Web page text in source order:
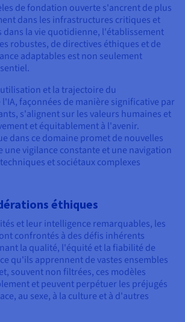
de fondation ouverte s'ancrent de plus
dans les infrastructures critiques et
dans la vie quotidienne, l'établissement
robustes, de directives éthiques et de
adaptables est non seulement
et la trajectoire du
façonnées de manière significative par
s'alignent sur les valeurs humaines et
et équitablement à l'avenir.
dans ce domaine promet de nouvelles
une vigilance constante et une navigation
et sociétaux complexes
éthiques
et leur intelligence remarquables, les
confrontés à des défis inhérents
la qualité, l'équité et la fiabilité de
qu'ils apprennent de vastes ensembles
souvent non filtrées, ces modèles
et peuvent perpétuer les préjugés
au sexe, à la culture et à d'autres